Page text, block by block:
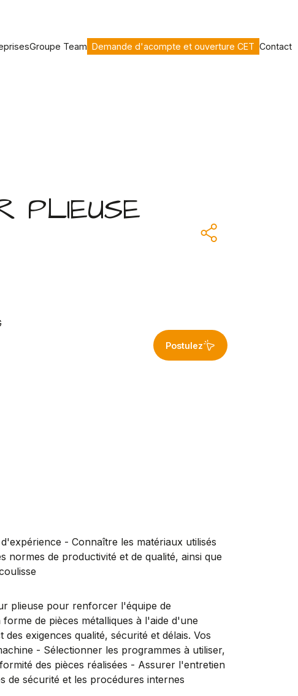
Groupe Team Demande d'acompte et ouverture CET Contact
PLIEUSE
Postulez
- Connaître les matériaux utilisés
de productivité et de qualité, ainsi que
plieuse pour renforcer l'équipe de
de pièces métalliques à l'aide d'une
exigences qualité, sécurité et délais. Vos
- Sélectionner les programmes à utiliser,
des pièces réalisées - Assurer l'entretien
de sécurité et les procédures internes